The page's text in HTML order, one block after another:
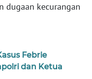
dugaan kecurangan
Febrie
dan Ketua